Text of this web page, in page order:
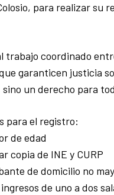
para realizar su
trabajo coordinado
garanticen justicia
un derecho para
para el registro:
de edad
copia de INE y CURP
de domicilio no
de uno a dos